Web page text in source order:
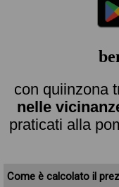
con quiinzona
nelle
praticati alla
Come è calcolato il